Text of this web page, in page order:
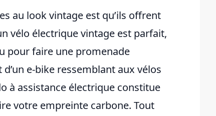
au look vintage est qu’ils offrent
vélo électrique vintage est parfait,
pour faire une promenade
e-bike ressemblant aux vélos
à assistance électrique constitue
votre empreinte carbone. Tout